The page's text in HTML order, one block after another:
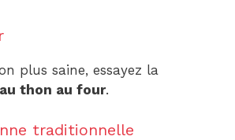
plus saine, essayez la
thon au four.
traditionnelle